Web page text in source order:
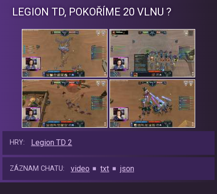
LEGION TD, POKOŘÍME 20 VLNU ?
HRY: Legion TD 2
ZÁZNAM CHATU: video txt json